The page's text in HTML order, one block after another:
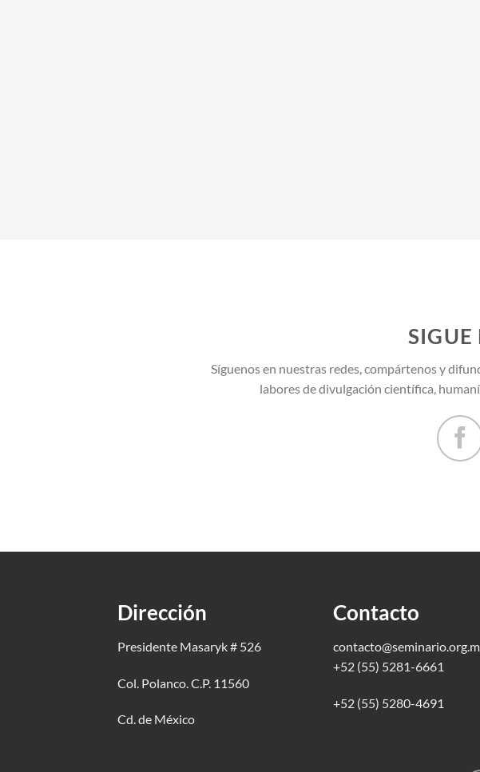
SIGUE
Síguenos en nuestras redes, compártenos y
labores de divulgación científica,
Dirección
Presidente Masaryk # 526
Col. Polanco. C.P. 11560
Cd. de México
Contacto
+52 (55) 5281-6661
+52 (55) 5280-4691